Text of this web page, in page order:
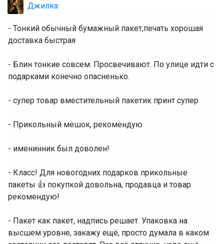
Джилка
- Тонкий обычный бумажный пакет,печать хорошая
доставка быстрая
- Блин тонкие совсем. Просвечивают. По улице идти с
подарками конечно опасненько.
- супер товар вместительный пакетик принт супер
- Прикольный мешок, рекомендую
- именинник был доволен!
- Класс! Для новогодних подарков прикольные
пакеты 👍 покупкой довольна, продавца и товар
рекомендую!
- Пакет как пакет, надпись решает. Упаковка на
высшем уровне, закажу ещё, просто думала в каком